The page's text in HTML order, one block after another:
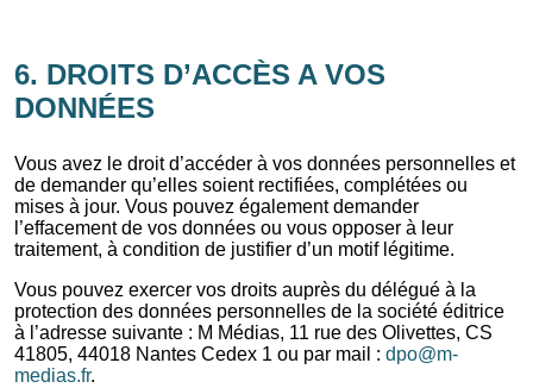
6. DROITS D’ACCÈS A VOS
DONNÉES
Vous avez le droit d’accéder à vos données personnelles et
de demander qu’elles soient rectifiées, complétées ou
mises à jour. Vous pouvez également demander
l’effacement de vos données ou vous opposer à leur
traitement, à condition de justifier d’un motif légitime.
Vous pouvez exercer vos droits auprès du délégué à la
protection des données personnelles de la société éditrice
à l’adresse suivante : M Médias, 11 rue des Olivettes, CS
41805, 44018 Nantes Cedex 1 ou par mail : dpo@m-
medias.fr.